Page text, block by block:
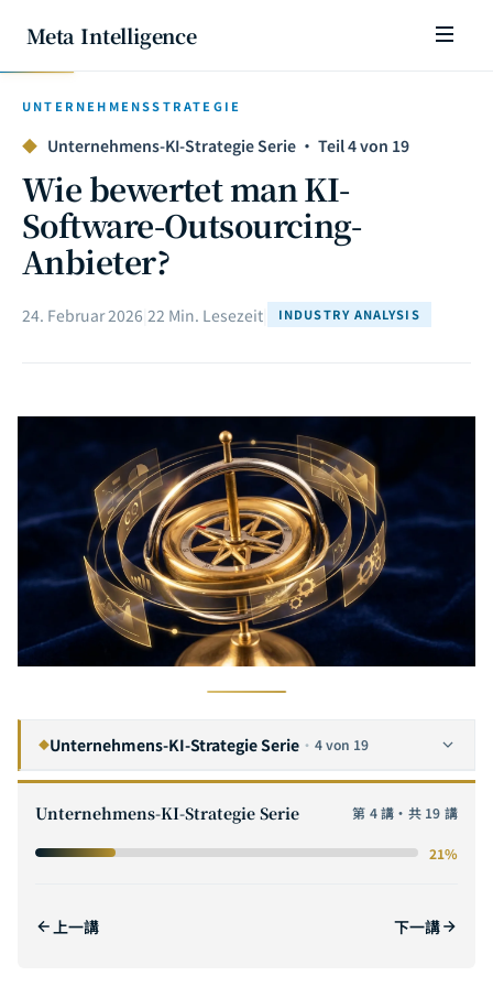
Meta Intelligence
UNTERNEHMENSSTRATEGIE
◆ Unternehmens-KI-Strategie Serie · Teil 4 von 19
Wie bewertet man KI-
Software-Outsourcing-
Anbieter?
24. Februar 2026 22 Min. Lesezeit INDUSTRY ANALYSIS
◆Unternehmens-KI-Strategie Serie · 4 von 19
4 AKTUELL
Unternehmens-KI-Strategie Serie 第 4 講・共 19 講
21%
上一講 下一講